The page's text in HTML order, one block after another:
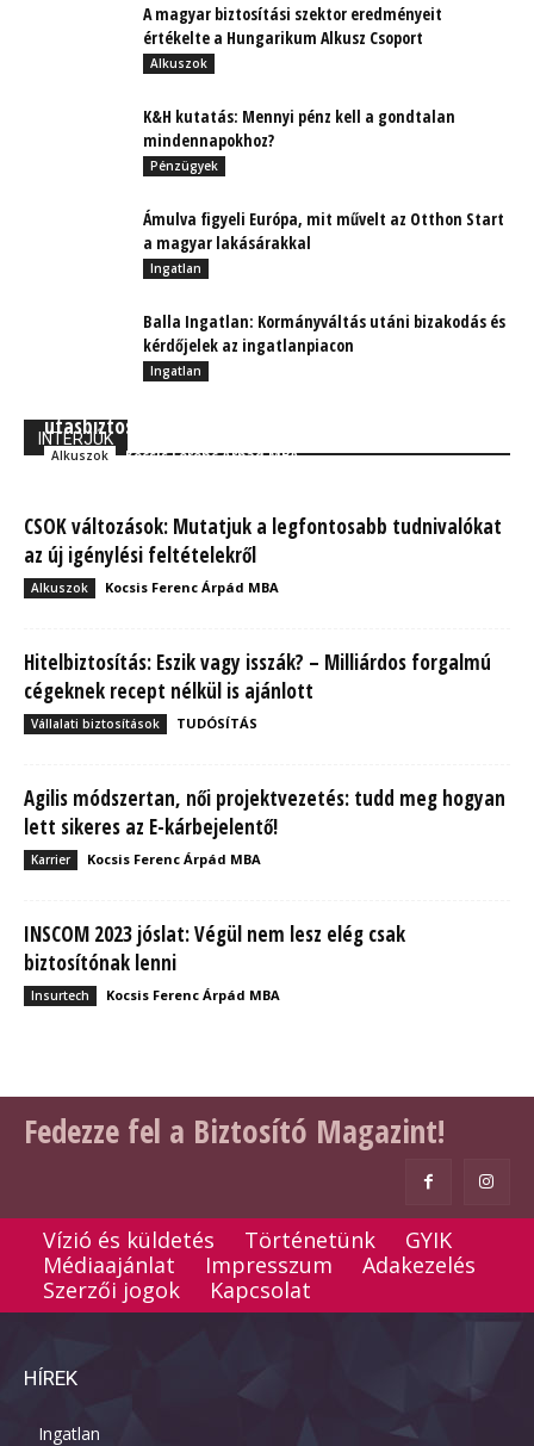
A magyar biztosítási szektor eredményeit
értékelte a Hungarikum Alkusz Csoport
Alkuszok
K&H kutatás: Mennyi pénz kell a gondtalan
mindennapokhoz?
Pénzügyek
Ámulva figyeli Európa, mit művelt az Otthon Start
a magyar lakásárakkal
Ingatlan
Balla Ingatlan: Kormányváltás utáni bizakodás és
kérdőjelek az ingatlanpiacon
Ingatlan
INTERJÚK
utasbiztosítást köt
Alkuszok Kocsis Ferenc Árpád MBA
CSOK változások: Mutatjuk a legfontosabb tudnivalókat
az új igénylési feltételekről
Alkuszok Kocsis Ferenc Árpád MBA
Hitelbiztosítás: Eszik vagy isszák? – Milliárdos forgalmú
cégeknek recept nélkül is ajánlott
Vállalati biztosítások TUDÓSÍTÁS
Agilis módszertan, női projektvezetés: tudd meg hogyan
lett sikeres az E-kárbejelentő!
Karrier Kocsis Ferenc Árpád MBA
INSCOM 2023 jóslat: Végül nem lesz elég csak
biztosítónak lenni
Insurtech Kocsis Ferenc Árpád MBA
Fedezze fel a Biztosító Magazint!
Vízió és küldetés Történetünk
GYIK
Médiaajánlat
Impresszum
Adakezelés
Szerzői jogok
Kapcsolat
HÍREK
Ingatlan